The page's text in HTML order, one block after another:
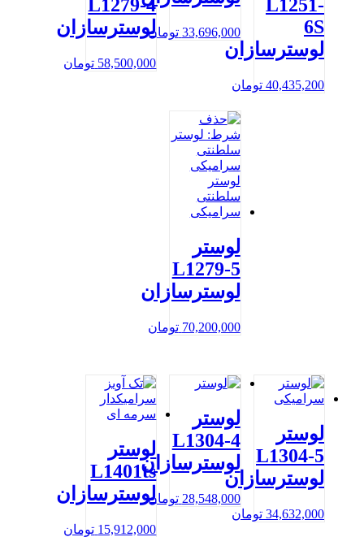
L1251-
6S
لوسترسازان
40,435,200 تومان
33,696,000 تومان
L1279-4
لوسترسازان
58,500,000 تومان
لوستر
L1279-5
لوسترسازان
70,200,000 تومان
لوستر
L1304-5
لوسترسازان
34,632,000 تومان
لوستر
L1304-4
لوسترسازان
28,548,000 تومان
لوستر
L1401ts
لوسترسازان
15,912,000 تومان